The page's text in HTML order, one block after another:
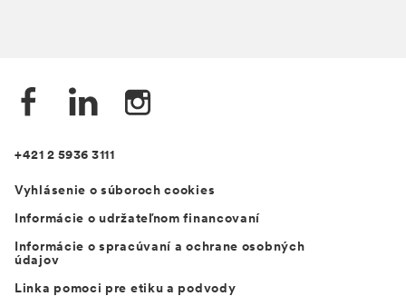
+421 2 5936 3111
Vyhlásenie o súboroch cookies
Informácie o udržateľnom financovaní
Informácie o spracúvaní a ochrane osobných
údajov
Linka pomoci pre etiku a podvody